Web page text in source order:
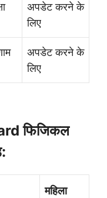
अपडेट करने के
लिए
अपडेट करने के
लिए
फिजिकल
महिला